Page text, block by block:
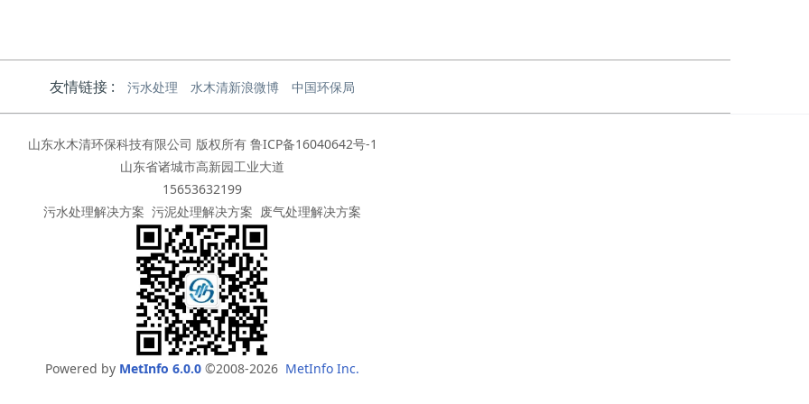
友情链接 : 污水处理 水木清新浪微博 中国环保局
山东水木清环保科技有限公司 版权所有 鲁ICP备16040642号-1
山东省诸城市高新园工业大道
15653632199
污水处理解决方案 污泥处理解决方案 废气处理解决方案
Powered by MetInfo 6.0.0 ©2008-2026 MetInfo Inc.